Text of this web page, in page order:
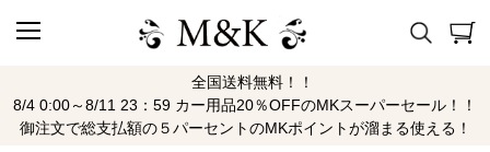
全国送料無料！！
8/4 0:00～8/11 23：59 カー用品20％OFFのMKスーパーセール！！
御注文で総支払額の５パーセントのMKポイントが溜まる使える！